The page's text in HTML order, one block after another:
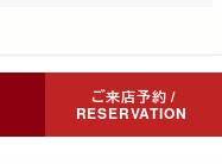
Rights Reserved.
ご来店予約 /
RESERVATION